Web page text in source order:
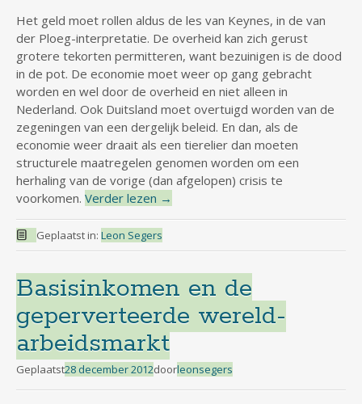
Het geld moet rollen aldus de les van Keynes, in de van
der Ploeg-interpretatie. De overheid kan zich gerust
grotere tekorten permitteren, want bezuinigen is de dood
in de pot. De economie moet weer op gang gebracht
worden en wel door de overheid en niet alleen in
Nederland. Ook Duitsland moet overtuigd worden van de
zegeningen van een dergelijk beleid. En dan, als de
economie weer draait als een tierelier dan moeten
structurele maatregelen genomen worden om een
herhaling van de vorige (dan afgelopen) crisis te
voorkomen. Verder lezen →
Geplaatst in: Leon Segers
Basisinkomen en de
geperverteerde wereld-
arbeidsmarkt
Geplaatst28 december 2012doorleonsegers